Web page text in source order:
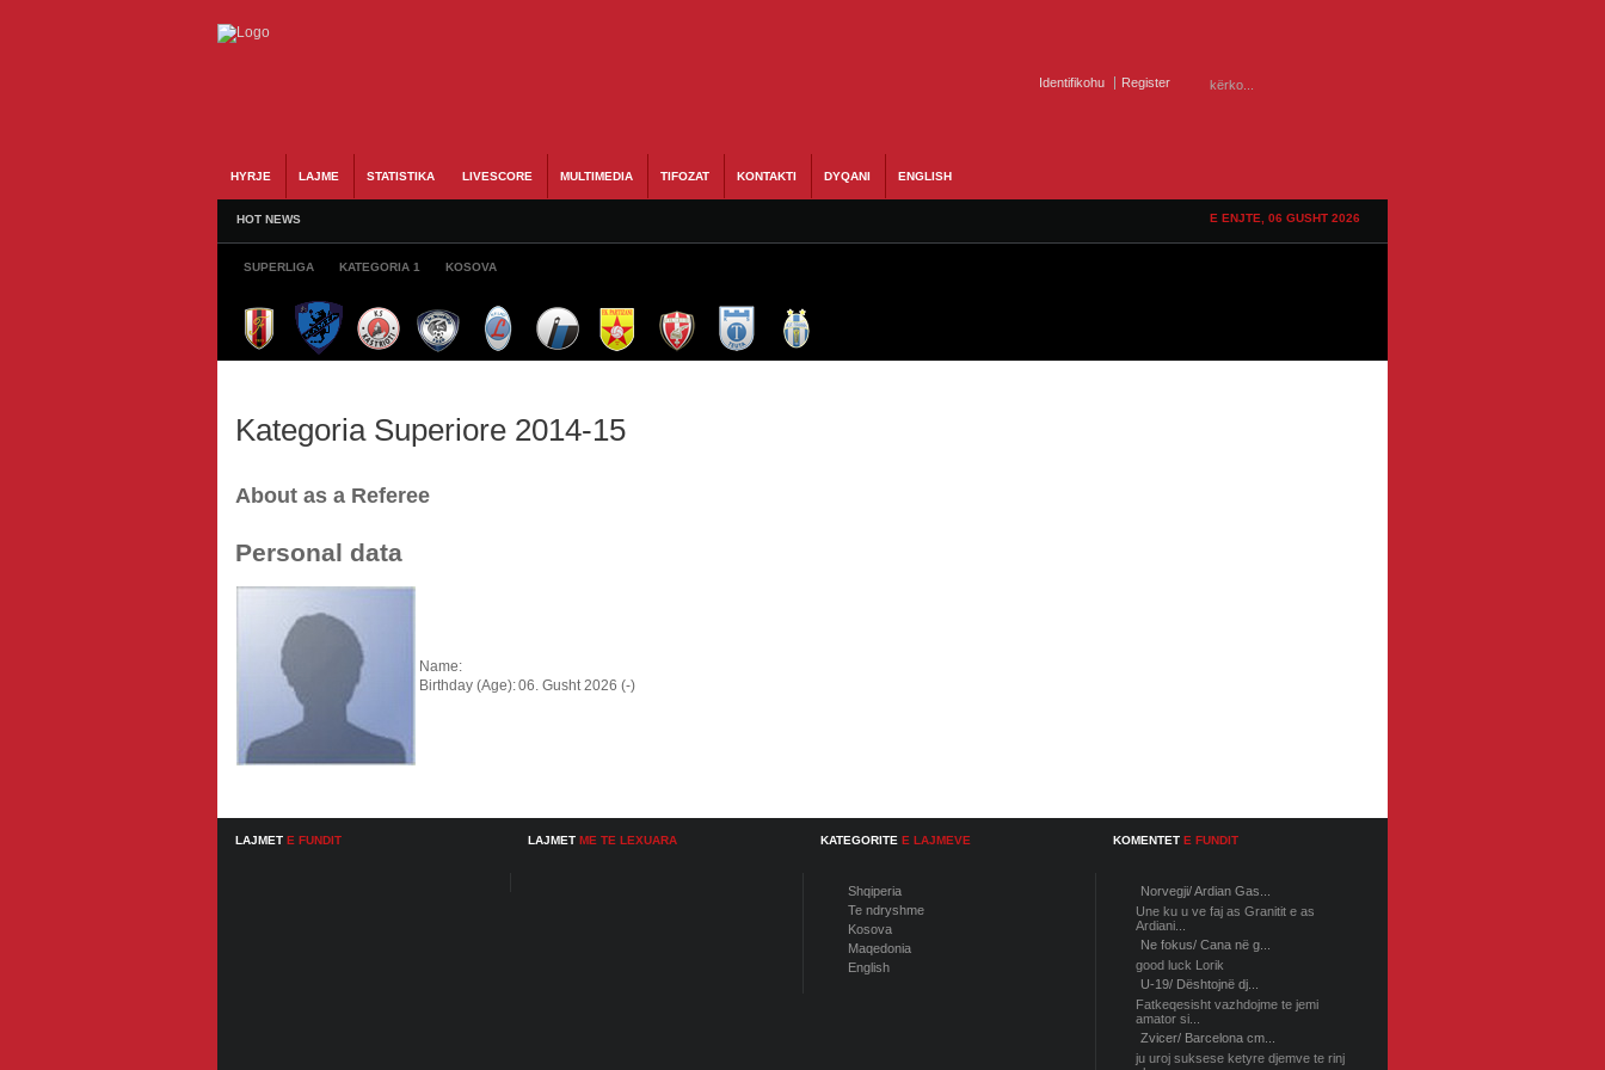
Identifikohu Register
HYRJE LAJME STATISTIKA LIVESCORE MULTIMEDIA TIFOZAT KONTAKTI DYQANI ENGLISH
HOT NEWS E ENJTE, 06 GUSHT 2026
SUPERLIGA KATEGORIA 1 KOSOVA
Kategoria Superiore 2014-15
About as a Referee
Personal data
Name:
Birthday (Age):06. Gusht 2026 (-)
LAJMET E FUNDIT LAJMET ME TE LEXUARA KATEGORITE E LAJMEVE
Shqiperia
Te ndryshme
Kosova
Maqedonia
English
KOMENTET E FUNDIT
Norvegji/ Ardian Gas...
Une ku u ve faj as Granitit e as
Ardiani...
Ne fokus/ Cana në g...
good luck Lorik
U-19/ Dështojnë dj...
Fatkeqesisht vazhdojme te jemi
amator si...
Zvicer/ Barcelona cm...
ju uroj suksese ketyre djemve te rinj